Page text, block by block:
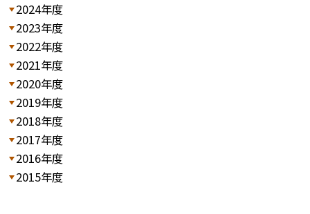
2024年度
2023年度
2022年度
2021年度
2020年度
2019年度
2018年度
2017年度
2016年度
2015年度